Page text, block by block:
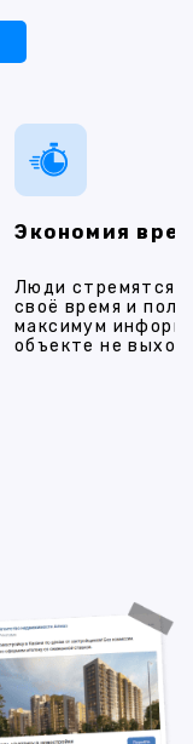
Экономия
Люди стремятся
своё время и
максимум
объекте не